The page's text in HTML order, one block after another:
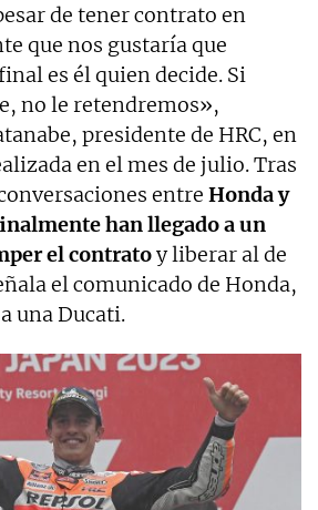
de tener contrato en
que nos gustaría que
es él quien decide. Si
no le retendremos»,
presidente de HRC, en
en el mes de julio. Tras
entre Honda y
han llegado a un
el contratoy liberar al de
el comunicado de Honda,
una Ducati.